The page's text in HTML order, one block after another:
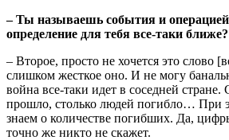
– Ты называешь события и
определение для тебя все-таки ближе?
– Второе, просто не хочется это слово
слишком жесткое оно. И не могу
война все-таки идет в соседней
прошло, столько людей погибло… При
знаем о количестве погибших. Да,
точно же никто не скажет.